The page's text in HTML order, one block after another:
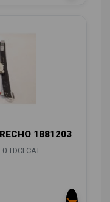
1881203
TDCI CAT